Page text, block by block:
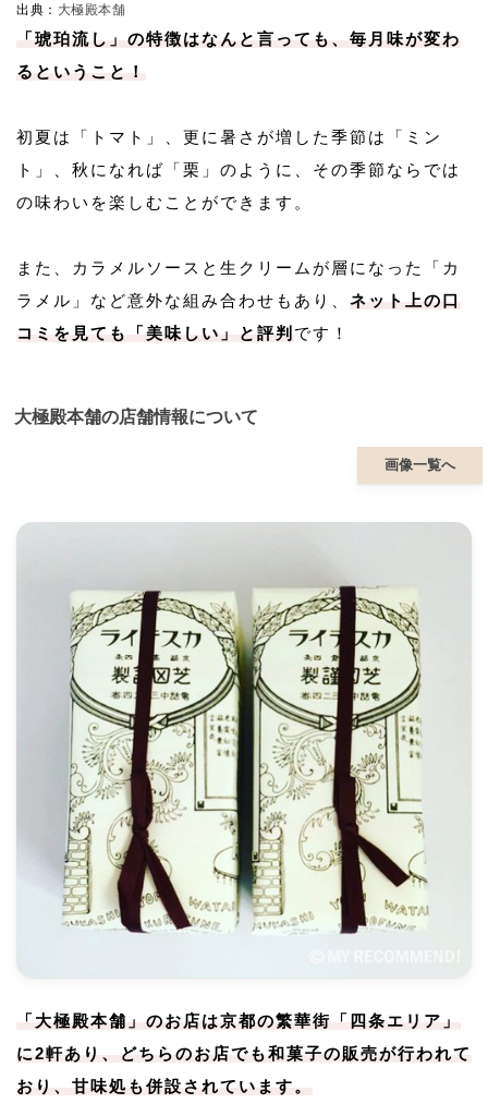
出典： 大極殿本舗
「琥珀流し」の特徴はなんと言っても、毎月味が変わ
るということ！
初夏は「トマト」、更に暑さが増した季節は「ミン
ト」、秋になれば「栗」のように、その季節ならでは
の味わいを楽しむことができます。
また、カラメルソースと生クリームが層になった「カ
ラメル」など意外な組み合わせもあり、 ネット上の口
コミを見ても「美味しい」と評判 です！
大極殿本舗の店舗情報について
画像一覧へ
「大極殿本舗」のお店は京都の繁華街「四条エリア」
に2軒あり、どちらのお店でも和菓子の販売が行われて
おり、甘味処も併設されています。